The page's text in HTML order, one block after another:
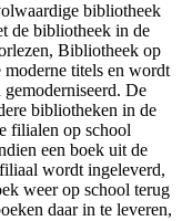
bibliotheek
de bibliotheek in de
Bibliotheek op
titels en wordt
De
bibliotheken in de
filialen op school
een boek uit de
wordt ingeleverd,
weer op school terug
daar in te leveren,